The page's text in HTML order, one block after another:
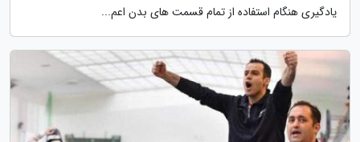
یادگیری هنگام استفاده از تمام قسمت های بدن اعم...